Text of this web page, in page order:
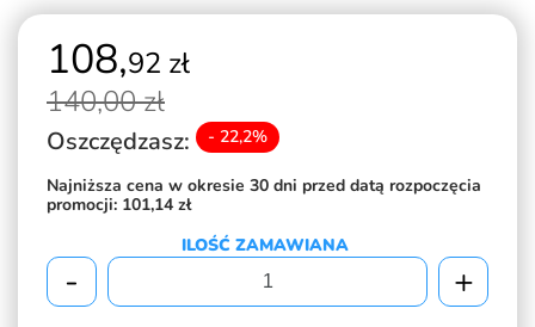
108,92 zł
140,00 zł
Oszczędzasz: - 22,2%
Najniższa cena w okresie 30 dni przed datą rozpoczęcia
promocji: 101,14 zł
ILOŚĆ ZAMAWIANA
- +